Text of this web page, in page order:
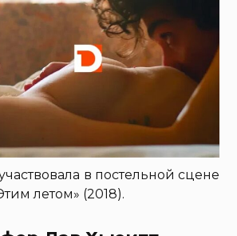
в постельной сцене
летом» (2018).